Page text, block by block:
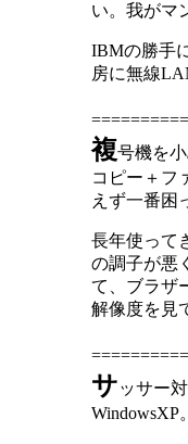
い。我がマ
IBMの勝手
房に無線
複号機を
コピー＋フ
えず一番困
長年使って
の調子が悪
て、ブラザ
解像度を見
サッサー
WindowsXP。